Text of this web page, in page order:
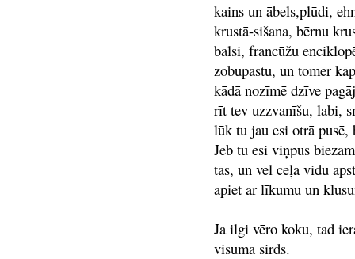
kains un ābels,plūdi,
krustā-sišana, bērnu
balsi, francūžu
zobupastu, un tomēr
kādā nozīmē dzīve
rīt tev uzzvanīšu, labi,
lūk tu jau esi otrā
Jeb tu esi viņpus
tās, un vēl ceļa vidū
apiet ar līkumu un
Ja ilgi vēro koku, tad
visuma sirds.